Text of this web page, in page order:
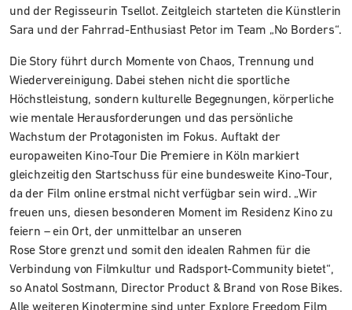
und der Regisseurin Tsellot. Zeitgleich starteten die Künstlerin
Sara und der Fahrrad-Enthusiast Petor im Team „No Borders“.
Die Story führt durch Momente von Chaos, Trennung und
Wiedervereinigung. Dabei stehen nicht die sportliche
Höchstleistung, sondern kulturelle Begegnungen, körperliche
wie mentale Herausforderungen und das persönliche
Wachstum der Protagonisten im Fokus. Auftakt der
europaweiten Kino-Tour Die Premiere in Köln markiert
gleichzeitig den Startschuss für eine bundesweite Kino-Tour,
da der Film online erstmal nicht verfügbar sein wird. „Wir
freuen uns, diesen besonderen Moment im Residenz Kino zu
feiern – ein Ort, der unmittelbar an unseren
Rose Store grenzt und somit den idealen Rahmen für die
Verbindung von Filmkultur und Radsport-Community bietet“,
so Anatol Sostmann, Director Product & Brand von Rose Bikes.
Alle weiteren Kinotermine sind unter Explore Freedom Film